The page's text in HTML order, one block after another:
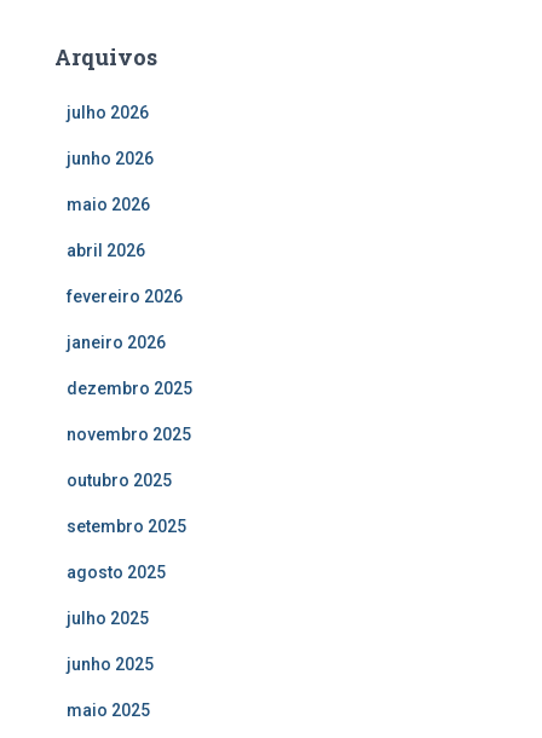
Arquivos
julho 2026
junho 2026
maio 2026
abril 2026
fevereiro 2026
janeiro 2026
dezembro 2025
novembro 2025
outubro 2025
setembro 2025
agosto 2025
julho 2025
junho 2025
maio 2025